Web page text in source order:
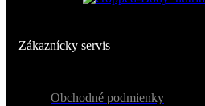
Zákaznícky servis
Obchodné podmienky